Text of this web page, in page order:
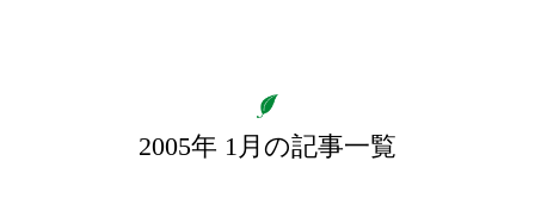
2005年 1月の記事一覧